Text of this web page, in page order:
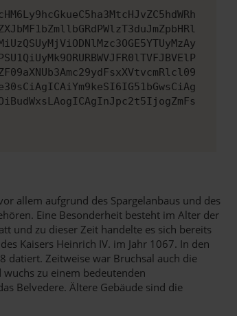
allem aufgrund des Spargelanbaus und des
Eine Besonderheit besteht im Alter der
und zu dieser Zeit handelte es sich bereits
Kaisers Heinrich IV. im Jahr 1067. In den
datiert. Zeitweise war Bruchsal auch die
zu einem bedeutenden
Belvedere. Ältere Gebäude sind die